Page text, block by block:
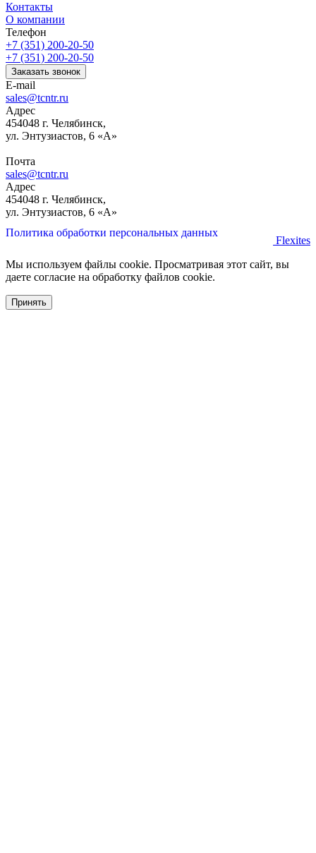
Контакты
О компании
Телефон
+7 (351) 200-20-50
+7 (351) 200-20-50
Заказать звонок
E-mail
sales@tcntr.ru
Адрес
454048 г. Челябинск,
ул. Энтузиастов, 6 «А»
Почта
sales@tcntr.ru
Адрес
454048 г. Челябинск,
ул. Энтузиастов, 6 «А»
Политика обработки персональных данных
Flexites
Мы используем файлы cookie. Просматривая этот сайт, вы
даете согласие на обработку файлов cookie.
Принять